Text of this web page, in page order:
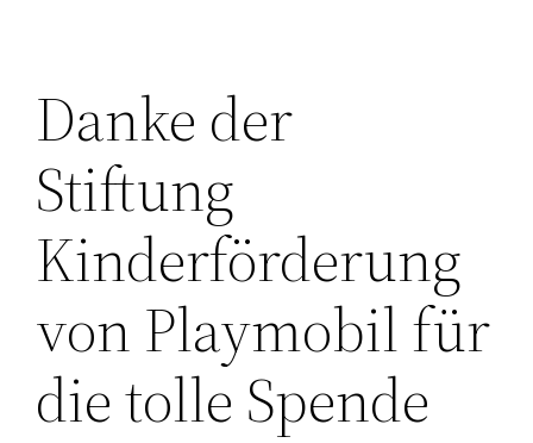
Danke der
Stiftung
Kinderförderung
von Playmobil für
die tolle Spende